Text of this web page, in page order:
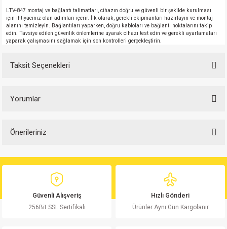
LTV-847 montaj ve bağlantı talimatları, cihazın doğru ve güvenli bir şekilde kurulması
için ihtiyacınız olan adımları içerir. İlk olarak, gerekli ekipmanları hazırlayın ve montaj
alanını temizleyin. Bağlantıları yaparken, doğru kabloları ve bağlantı noktalarını takip
edin. Tavsiye edilen güvenlik önlemlerine uyarak cihazı test edin ve gerekli ayarlamaları
yaparak çalışmasını sağlamak için son kontrolleri gerçekleştirin.
Taksit Seçenekleri
Yorumlar
Yorum Yaz
Önerileriniz
yetersiz gördüğünüz noktaları öneri formunu kullanarak tarafımıza
Görüş ve önerileriniz için teşekkür ederiz.
Ürün resmi kalitesiz, bozuk veya görüntülenemiyor.
Güvenli Alışveriş
256Bit SSL Sertifikalı
Hızlı Gönderi
Ürünler Aynı Gün Kargolanır